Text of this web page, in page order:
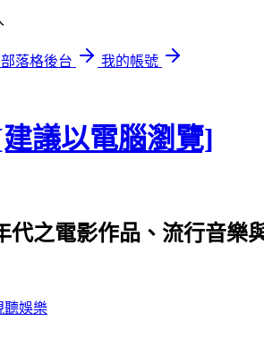
落格後台
我的帳號
議以電腦瀏覽]
代之電影作品、流行音
聽娛樂